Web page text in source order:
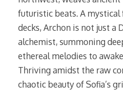
futuristic beats. A mystical
decks, Archon is not just a
alchemist, summoning
ethereal melodies to
Thriving amidst the raw
chaotic beauty of Sofia’s